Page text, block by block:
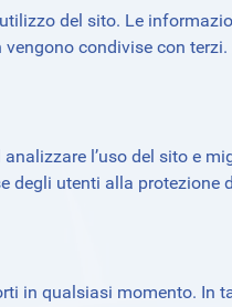
del sito. Le
condivise con terzi.
l’uso del sito e
degli utenti alla protezione
in qualsiasi momento. In